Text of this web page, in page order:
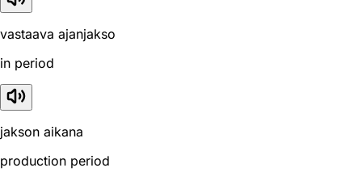
vastaava ajanjakso
in period
jakson aikana
production period